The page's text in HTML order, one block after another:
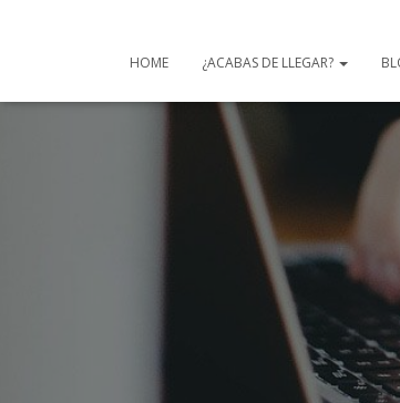
HOME ¿ACABAS DE LLEGAR?